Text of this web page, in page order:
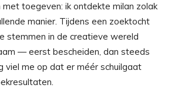
toegeven: ik ontdekte milan zolak
manier. Tijdens een zoektocht
stemmen in de creatieve wereld
— eerst bescheiden, dan steeds
viel me op dat er méér schuilgaat